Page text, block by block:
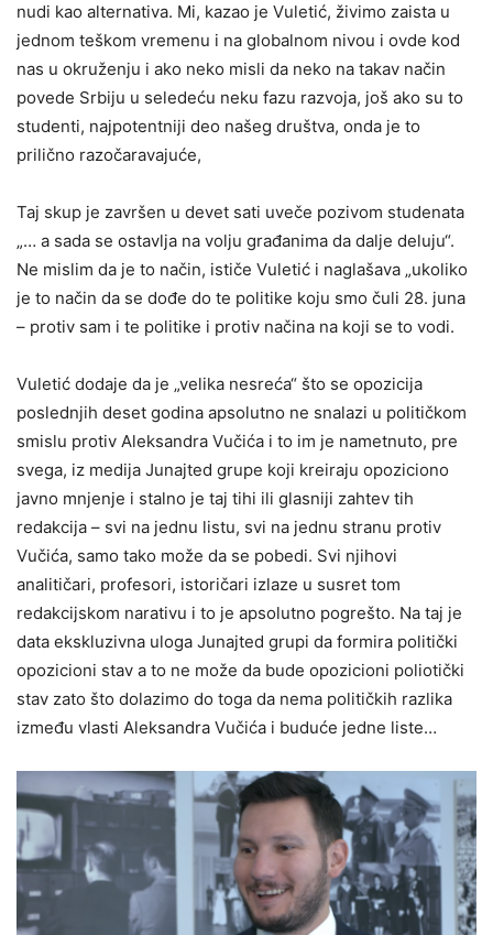
nudi kao alternativa. Mi, kazao je Vuletić, živimo zaista u
jednom teškom vremenu i na globalnom nivou i ovde kod
nas u okruženju i ako neko misli da neko na takav način
povede Srbiju u seledeću neku fazu razvoja, još ako su to
studenti, najpotentniji deo našeg društva, onda je to
prilično razočaravajuće,
Taj skup je završen u devet sati uveče pozivom studenata
„… a sada se ostavlja na volju građanima da dalje deluju“.
Ne mislim da je to način, ističe Vuletić i naglašava „ukoliko
je to način da se dođe do te politike koju smo čuli 28. juna
– protiv sam i te politike i protiv načina na koji se to vodi.
Vuletić dodaje da je „velika nesreća“ što se opozicija
poslednjih deset godina apsolutno ne snalazi u političkom
smislu protiv Aleksandra Vučića i to im je nametnuto, pre
svega, iz medija Junajted grupe koji kreiraju opoziciono
javno mnjenje i stalno je taj tihi ili glasniji zahtev tih
redakcija – svi na jednu listu, svi na jednu stranu protiv
Vučića, samo tako može da se pobedi. Svi njihovi
analitičari, profesori, istoričari izlaze u susret tom
redakcijskom narativu i to je apsolutno pogrešto. Na taj je
data ekskluzivna uloga Junajted grupi da formira politički
opozicioni stav a to ne može da bude opozicioni poliotički
stav zato što dolazimo do toga da nema političkih razlika
između vlasti Aleksandra Vučića i buduće jedne liste…